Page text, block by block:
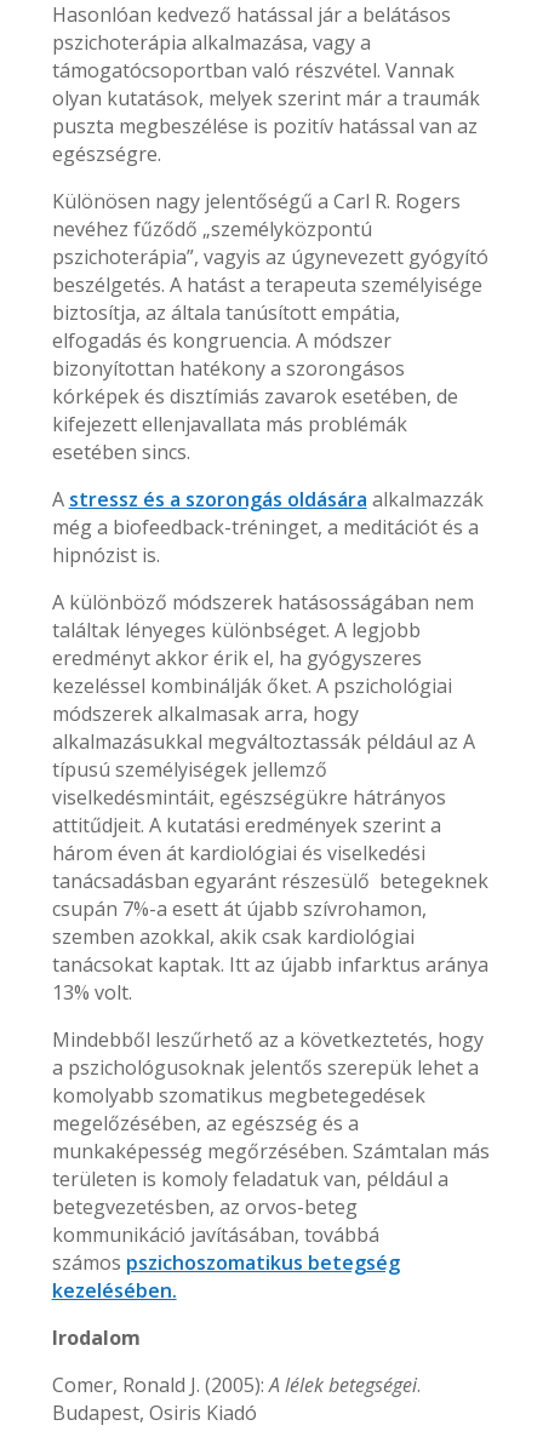
Hasonlóan kedvező hatással jár a belátásos
pszichoterápia alkalmazása, vagy a
támogatócsoportban való részvétel. Vannak
olyan kutatások, melyek szerint már a traumák
puszta megbeszélése is pozitív hatással van az
egészségre.
Különösen nagy jelentőségű a Carl R. Rogers
nevéhez fűződő „személyközpontú
pszichoterápia”, vagyis az úgynevezett gyógyító
beszélgetés. A hatást a terapeuta személyisége
biztosítja, az általa tanúsított empátia,
elfogadás és kongruencia. A módszer
bizonyítottan hatékony a szorongásos
kórképek és disztímiás zavarok esetében, de
kifejezett ellenjavallata más problémák
esetében sincs.
A stressz és a szorongás oldására alkalmazzák
még a biofeedback-tréninget, a meditációt és a
hipnózist is.
A különböző módszerek hatásosságában nem
találtak lényeges különbséget. A legjobb
eredményt akkor érik el, ha gyógyszeres
kezeléssel kombinálják őket. A pszichológiai
módszerek alkalmasak arra, hogy
alkalmazásukkal megváltoztassák például az A
típusú személyiségek jellemző
viselkedésmintáit, egészségükre hátrányos
attitűdjeit. A kutatási eredmények szerint a
három éven át kardiológiai és viselkedési
tanácsadásban egyaránt részesülő betegeknek
csupán 7%-a esett át újabb szívrohamon,
szemben azokkal, akik csak kardiológiai
tanácsokat kaptak. Itt az újabb infarktus aránya
13% volt.
Mindebből leszűrhető az a következtetés, hogy
a pszichológusoknak jelentős szerepük lehet a
komolyabb szomatikus megbetegedések
megelőzésében, az egészség és a
munkaképesség megőrzésében. Számtalan más
területen is komoly feladatuk van, például a
betegvezetésben, az orvos-beteg
kommunikáció javításában, továbbá
számos pszichoszomatikus betegség
kezelésében.
Irodalom
Comer, Ronald J. (2005):A lélek betegségei.
Budapest, Osiris Kiadó